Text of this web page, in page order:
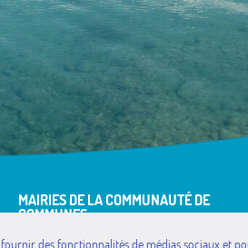
MAIRIES DE LA COMMUNAUTÉ DE
COMMUNES
Avançon
des fonctionnalités de médias sociaux et